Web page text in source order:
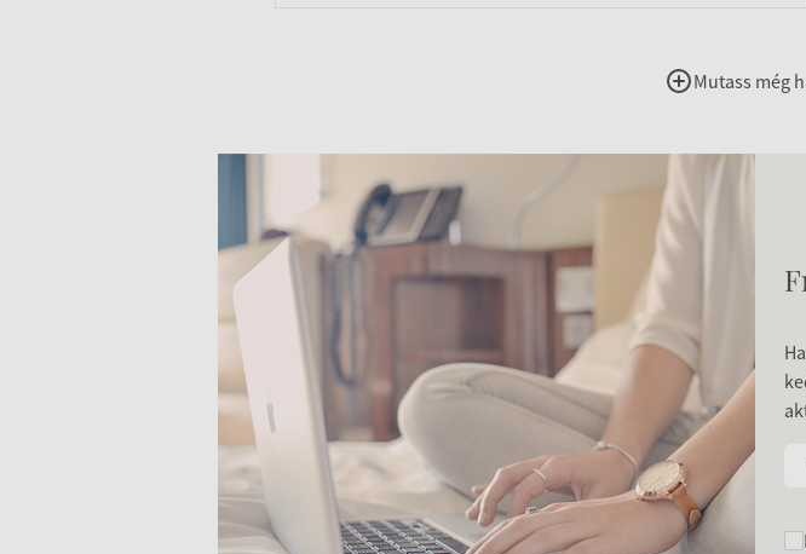
Mutass még